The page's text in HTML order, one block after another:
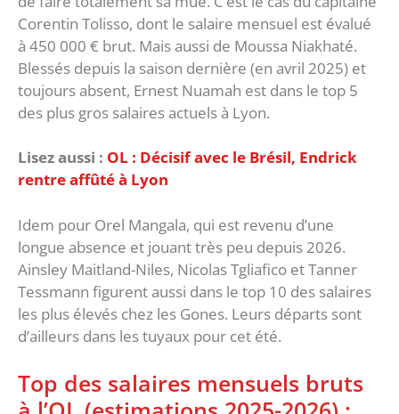
Corentin Tolisso, dont le salaire mensuel est évalué
à 450 000 € brut. Mais aussi de Moussa Niakhaté.
Blessés depuis la saison dernière (en avril 2025) et
toujours absent, Ernest Nuamah est dans le top 5
des plus gros salaires actuels à Lyon.
Lisez aussi : OL : Décisif avec le Brésil, Endrick
rentre affûté à Lyon
Idem pour Orel Mangala, qui est revenu d’une
longue absence et jouant très peu depuis 2026.
Ainsley Maitland-Niles, Nicolas Tgliafico et Tanner
Tessmann figurent aussi dans le top 10 des salaires
les plus élevés chez les Gones. Leurs départs sont
d’ailleurs dans les tuyaux pour cet été.
Top des salaires mensuels bruts